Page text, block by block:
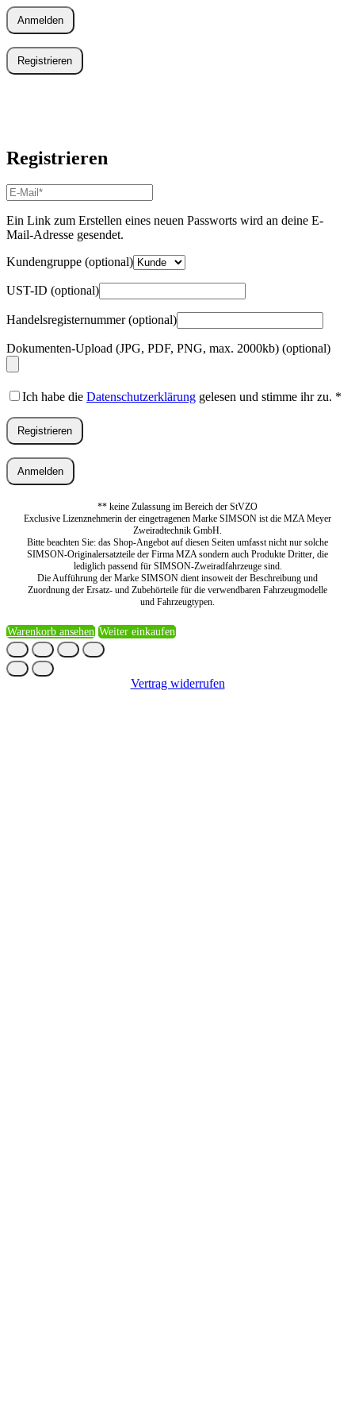
Anmelden
Registrieren
Registrieren
E-
Mail-
Adresse*
Erforderlich
Ein Link zum Erstellen eines neuen Passworts wird an deine E-
Mail-Adresse gesendet.
Kundengruppe (optional)
UST-ID (optional)
Handelsregisternummer(optional)
Dokumenten-Upload (JPG, PDF, PNG, max. 2000kb) (optional)
Ich habe die Datenschutzerklärung gelesen und stimme ihr zu. *
Registrieren
Anmelden
** keine Zulassung im Bereich der StVZO
Exclusive Lizenznehmerin der eingetragenen Marke SIMSON ist die MZA Meyer
Zweiradtechnik GmbH.
Bitte beachten Sie: das Shop-Angebot auf diesen Seiten umfasst nicht nur solche
SIMSON-Originalersatzteile der Firma MZA sondern auch Produkte Dritter, die
lediglich passend für SIMSON-Zweiradfahrzeuge sind.
Die Aufführung der Marke SIMSON dient insoweit der Beschreibung und
Zuordnung der Ersatz- und Zubehörteile für die verwendbaren Fahrzeugmodelle
und Fahrzeugtypen.
Warenkorb ansehen Weiter einkaufen
Vertrag widerrufen